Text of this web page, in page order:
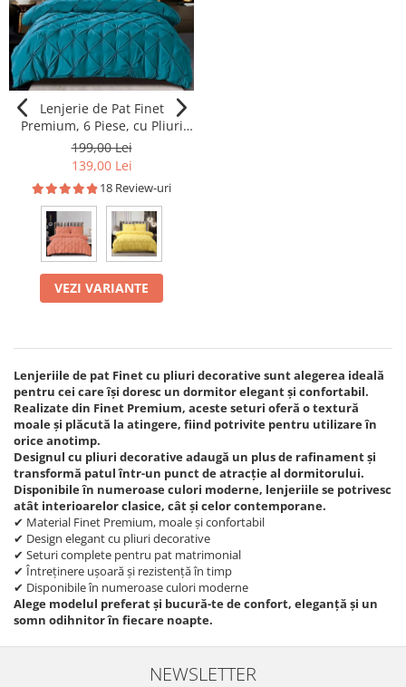
Lenjerie de Pat Finet
Premium, 6 Piese, cu Pliuri
Brodate
199,00 Lei
139,00 Lei
18 Review-uri
VEZI VARIANTE
Lenjeriile de pat Finet cu pliuri decorative sunt alegerea ideală
pentru cei care își doresc un dormitor elegant și confortabil.
Realizate din Finet Premium, aceste seturi oferă o textură
moale și plăcută la atingere, fiind potrivite pentru utilizare în
orice anotimp.
Designul cu pliuri decorative adaugă un plus de rafinament și
transformă patul într-un punct de atracție al dormitorului.
Disponibile în numeroase culori moderne, lenjeriile se potrivesc
atât interioarelor clasice, cât și celor contemporane.
✔ Material Finet Premium, moale și confortabil
✔ Design elegant cu pliuri decorative
✔ Seturi complete pentru pat matrimonial
✔ Întreținere ușoară și rezistență în timp
✔ Disponibile în numeroase culori moderne
Alege modelul preferat și bucură-te de confort, eleganță și un
somn odihnitor în fiecare noapte.
NEWSLETTER